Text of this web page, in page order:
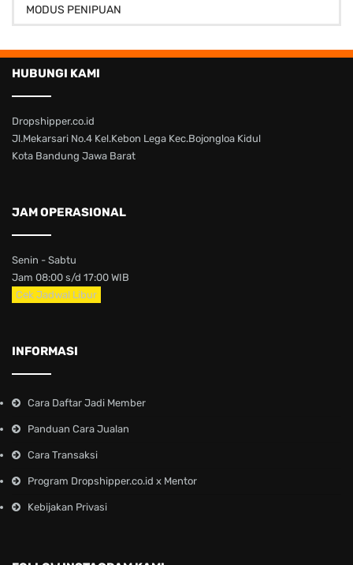
MODUS PENIPUAN
HUBUNGI KAMI
Dropshipper.co.id
Jl.Mekarsari No.4 Kel.Kebon Lega Kec.Bojongloa Kidul
Kota Bandung Jawa Barat
JAM OPERASIONAL
Senin - Sabtu
Jam 08:00 s/d 17:00 WIB
Cek Jadwal Libur
INFORMASI
Cara Daftar Jadi Member
Panduan Cara Jualan
Cara Transaksi
Program Dropshipper.co.id x Mentor
Kebijakan Privasi